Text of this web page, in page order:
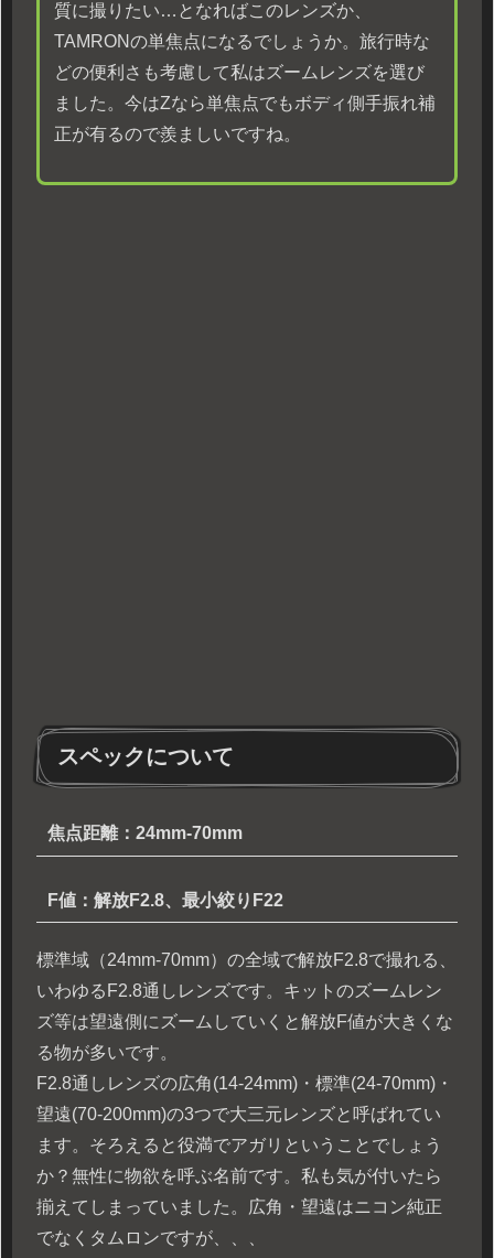
質に撮りたい…となればこのレンズか、
TAMRONの単焦点になるでしょうか。旅行時な
どの便利さも考慮して私はズームレンズを選び
ました。今はZなら単焦点でもボディ側手振れ補
正が有るので羨ましいですね。
スペックについて
焦点距離：24mm-70mm
F値：解放F2.8、最小絞りF22
標準域（24mm-70mm）の全域で解放F2.8で撮れる、
いわゆるF2.8通しレンズです。キットのズームレン
ズ等は望遠側にズームしていくと解放F値が大きくな
る物が多いです。
F2.8通しレンズの広角(14-24mm)・標準(24-70mm)・
望遠(70-200mm)の3つで大三元レンズと呼ばれてい
ます。そろえると役満でアガリということでしょう
か？無性に物欲を呼ぶ名前です。私も気が付いたら
揃えてしまっていました。広角・望遠はニコン純正
でなくタムロンですが、、、